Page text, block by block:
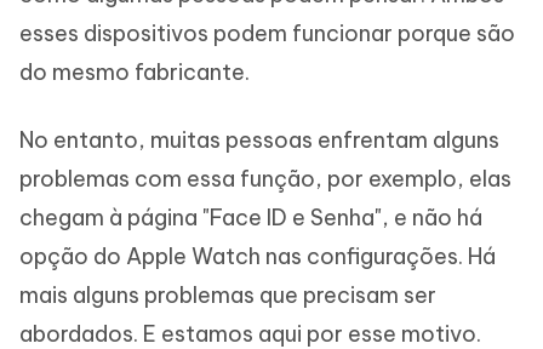
esses dispositivos podem funcionar porque são
do mesmo fabricante.
No entanto, muitas pessoas enfrentam alguns
problemas com essa função, por exemplo, elas
chegam à página "Face ID e Senha", e não há
opção do Apple Watch nas configurações. Há
mais alguns problemas que precisam ser
abordados. E estamos aqui por esse motivo.